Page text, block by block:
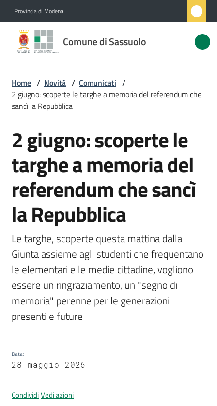
Provincia di Modena
Comune di Sassuolo
Comune
di
Amministrazione
Novità
Menu selezionato
Servizi
Vivere
Sassuolo
A
l
l
e
r
t
e
t
Home / Novità / Comunicati /
2 giugno: scoperte le targhe a memoria del referendum che
sancì la Repubblica
Salta al contenuto
2 giugno: scoperte le
targhe a memoria del
referendum che sancì
la Repubblica
Le targhe, scoperte questa mattina dalla
Giunta assieme agli studenti che frequentano
le elementari e le medie cittadine, vogliono
essere un ringraziamento, un "segno di
memoria" perenne per le generazioni
presenti e future
Data:
28 maggio 2026
CondividiVedi azioni